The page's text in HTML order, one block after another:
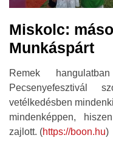
Miskolc:
Munkáspárt
Remek
Pecsenyefesztivál
vetélkedésben
mindenképpen,
zajlott. (https://boon.hu)